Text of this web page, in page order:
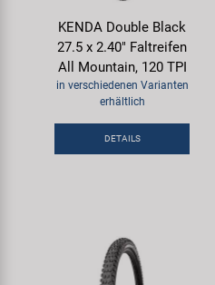
KENDA Double Black
27.5 x 2.40" Faltreifen
All Mountain, 120 TPI
in verschiedenen Varianten
erhältlich
DETAILS